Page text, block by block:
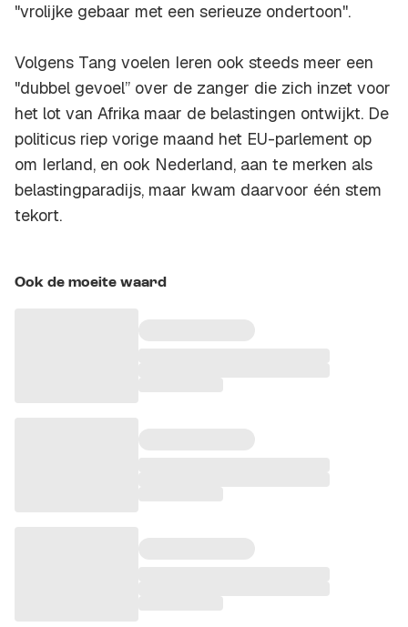
"vrolijke gebaar met een serieuze ondertoon''.
Volgens Tang voelen Ieren ook steeds meer een
"dubbel gevoel” over de zanger die zich inzet voor
het lot van Afrika maar de belastingen ontwijkt. De
politicus riep vorige maand het EU-parlement op
om Ierland, en ook Nederland, aan te merken als
belastingparadijs, maar kwam daarvoor één stem
tekort.
Ook de moeite waard